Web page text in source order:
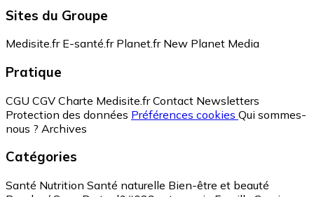
Sites du Groupe
Medisite.fr E-santé.fr Planet.fr New Planet Media
Pratique
CGU CGV Charte Medisite.fr Contact Newsletters
Protection des données Préférences cookies Qui sommes-
nous ? Archives
Catégories
Santé Nutrition Santé naturelle Bien-être et beauté